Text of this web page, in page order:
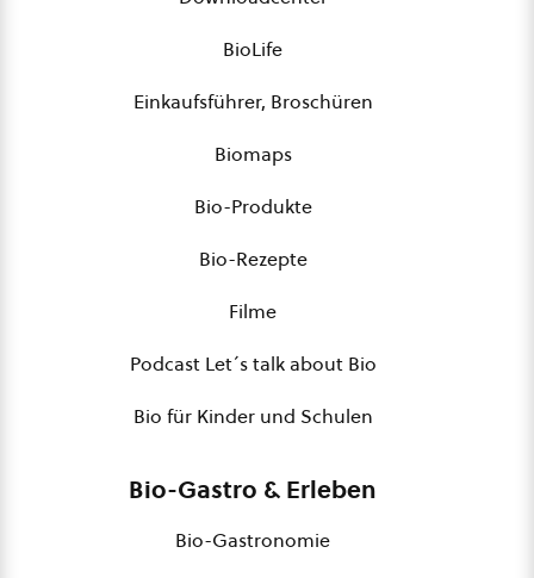
BioLife
Einkaufsführer, Broschüren
Biomaps
Bio-Produkte
Bio-Rezepte
Filme
Podcast Let´s talk about Bio
Bio für Kinder und Schulen
Bio-Gastro & Erleben
Bio-Gastronomie